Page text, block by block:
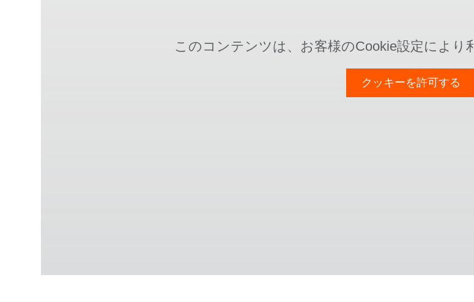
このコンテンツは、お客様のCookie設定により
クッキーを許可する